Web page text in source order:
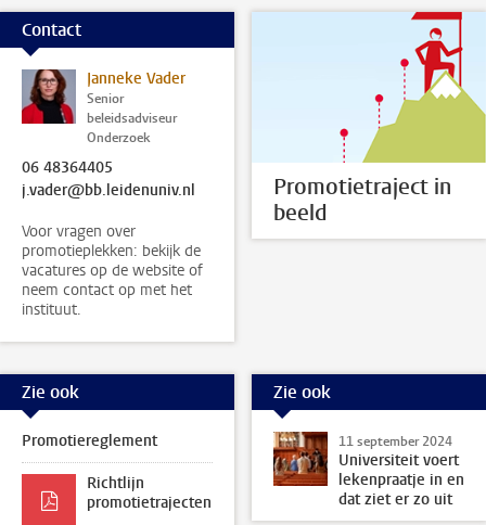
Contact
Janneke Vader
Senior
beleidsadviseur
Onderzoek
06 48364405
j.vader@bb.leidenuniv.nl
Voor vragen over
promotieplekken: bekijk de
vacatures op de website of
neem contact op met het
instituut.
Promotietraject in
beeld
Zie ook
Promotiereglement
Richtlijn
promotietrajecten
Zie ook
11 september 2024
Universiteit voert
lekenpraatje in en
dat ziet er zo uit